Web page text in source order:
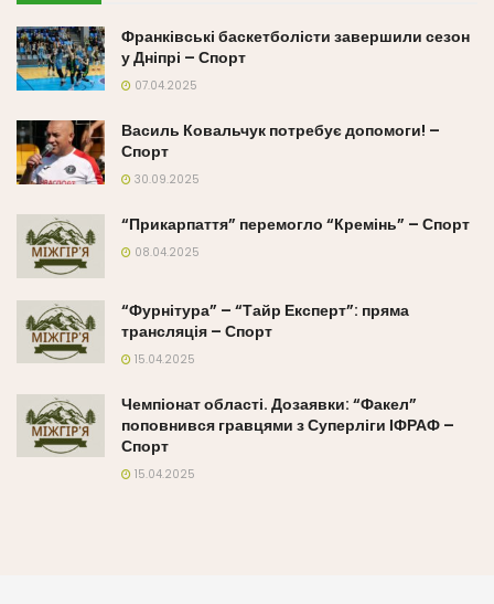
Франківські баскетболісти завершили сезон
у Дніпрі – Спорт
07.04.2025
Василь Ковальчук потребує допомоги! –
Спорт
30.09.2025
“Прикарпаття” перемогло “Кремінь” – Спорт
08.04.2025
“Фурнітура” – “Тайр Експерт”: пряма
трансляція – Спорт
15.04.2025
Чемпіонат області. Дозаявки: “Факел”
поповнився гравцями з Суперліги ІФРАФ –
Спорт
15.04.2025